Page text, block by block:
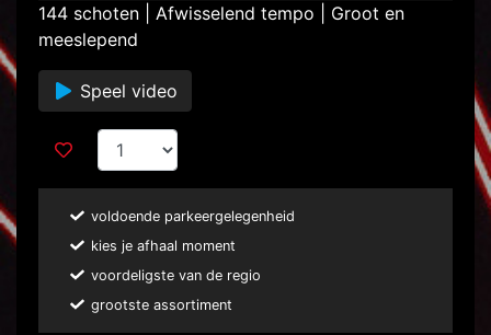
144 schoten | Afwisselend tempo | Groot en
meeslepend
Speel video
voldoende parkeergelegenheid
kies je afhaal moment
voordeligste van de regio
grootste assortiment